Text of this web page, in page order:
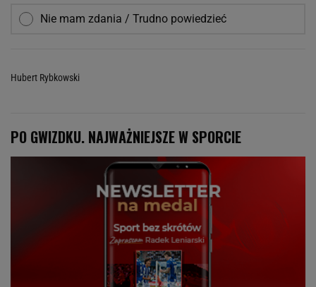
Nie mam zdania / Trudno powiedzieć
Hubert Rybkowski